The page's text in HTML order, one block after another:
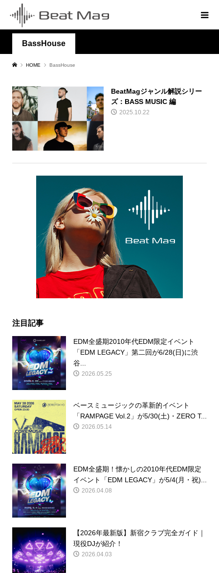
BassHouse
HOME BassHouse
BeatMagジャンル解説シリー
ズ：BASS MUSIC 編
2025.10.22
注目記事
EDM全盛期2010年代EDM限定イベント
「EDM LEGACY」第二回が6/28(日)に渋
谷...
2026.05.25
ベースミュージックの革新的イベント
「RAMPAGE Vol.2」が5/30(土)・ZERO T...
2026.05.14
EDM全盛期！懐かしの2010年代EDM限定
イベント「EDM LEGACY」が5/4(月・祝)...
2026.04.08
【2026年最新版】新宿クラブ完全ガイド｜
現役DJが紹介！
2026.04.03